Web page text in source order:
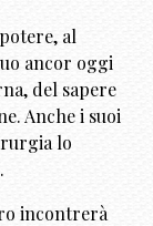
al
ancor oggi
del sapere
Anche i suoi
lo
incontrerà